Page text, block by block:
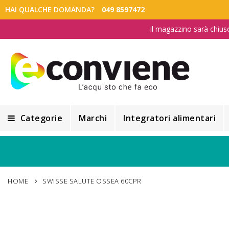
HAI QUALCHE DOMANDA? 049 8597472
Il magazzino sarà
Categorie
Alimentazione e Dietetica
Marchi Integratori alimentari
HOME SWISSE SALUTE OSSEA 60CPR